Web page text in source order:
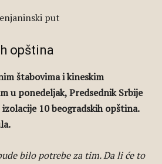
opština
štabovima i kineskim
u ponedeljak, Predsednik Srbije
10 beogradskih opština.
bilo potrebe za tim. Da li će to